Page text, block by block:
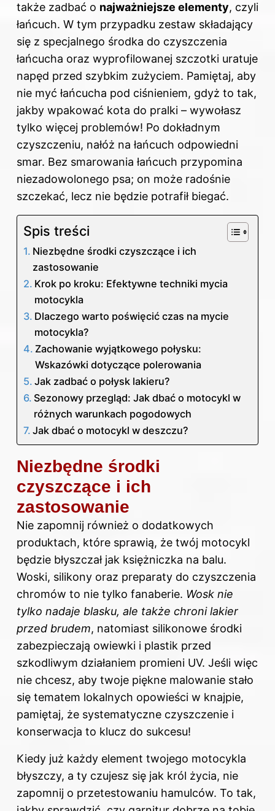
także zadbać o najważniejsze elementy, czyli
łańcuch. W tym przypadku zestaw składający
się z specjalnego środka do czyszczenia
łańcucha oraz wyprofilowanej szczotki uratuje
napęd przed szybkim zużyciem. Pamiętaj, aby
nie myć łańcucha pod ciśnieniem, gdyż to tak,
jakby wpakować kota do pralki – wywołasz
tylko więcej problemów! Po dokładnym
czyszczeniu, nałóż na łańcuch odpowiedni
smar. Bez smarowania łańcuch przypomina
niezadowolonego psa; on może radośnie
szczekać, lecz nie będzie potrafił biegać.
Spis treści
Niezbędne środki czyszczące i ich
zastosowanie
Krok po kroku: Efektywne techniki mycia
motocykla
Dlaczego warto poświęcić czas na mycie
motocykla?
Zachowanie wyjątkowego połysku:
Wskazówki dotyczące polerowania
Jak zadbać o połysk lakieru?
Sezonowy przegląd: Jak dbać o motocykl w
różnych warunkach pogodowych
Jak dbać o motocykl w deszczu?
Niezbędne środki
czyszczące i ich
zastosowanie
Nie zapomnij również o dodatkowych
produktach, które sprawią, że twój motocykl
będzie błyszczał jak księżniczka na balu.
Woski, silikony oraz preparaty do czyszczenia
chromów to nie tylko fanaberie. Wosk nie
tylko nadaje blasku, ale także chroni lakier
przed brudem, natomiast silikonowe środki
zabezpieczają owiewki i plastik przed
szkodliwym działaniem promieni UV. Jeśli więc
nie chcesz, aby twoje piękne malowanie stało
się tematem lokalnych opowieści w knajpie,
pamiętaj, że systematyczne czyszczenie i
konserwacja to klucz do sukcesu!
Kiedy już każdy element twojego motocykla
błyszczy, a ty czujesz się jak król życia, nie
zapomnij o przetestowaniu hamulców. To tak,